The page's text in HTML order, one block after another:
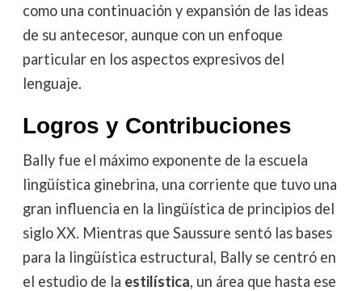
como una continuación y expansión de las ideas
de su antecesor, aunque con un enfoque
particular en los aspectos expresivos del
lenguaje.
Logros y Contribuciones
Bally fue el máximo exponente de la escuela
lingüística ginebrina, una corriente que tuvo una
gran influencia en la lingüística de principios del
siglo XX. Mientras que Saussure sentó las bases
para la lingüística estructural, Bally se centró en
el estudio de la estilística, un área que hasta ese